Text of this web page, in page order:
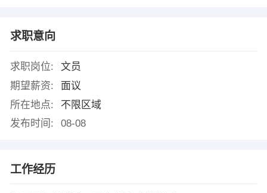
求职意向
求职岗位:
文员
期望薪资:
面议
所在地点:
不限区域
发布时间:
08-08
工作经历